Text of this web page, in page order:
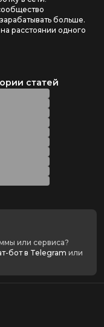
больше.
расстоянии одного
статей
или сервиса?
бот в Telegram или